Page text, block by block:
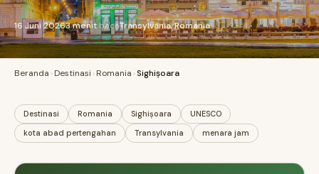
16 Juni 20263 menitbacaTransylvania, Romania
Beranda ›Destinasi ›Romania ›Sighișoara
Destinasi Romania Sighișoara
UNESCO
kota abad pertengahan
Transylvania menara jam